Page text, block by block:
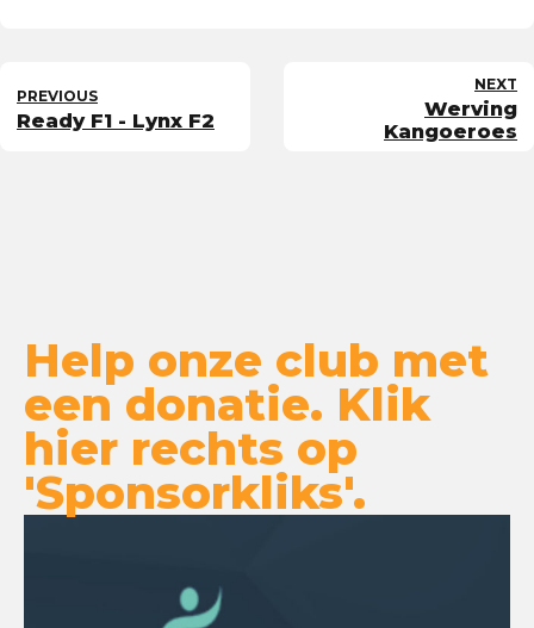
PREVIOUS
Ready F1 - Lynx F2
NEXT
Werving
Kangoeroes
Help onze club met
een donatie. Klik
hier rechts op
'Sponsorkliks'.